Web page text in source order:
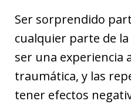
Ser sorprendido
cualquier parte de
ser una experiencia
traumática, y las
tener efectos